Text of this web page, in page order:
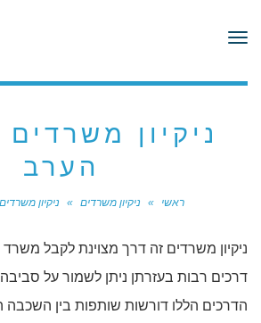
תפריט
ניקיון
הערב
ראשי » ניקיון משרדים » ניקיון
ניקיון משרדים זה דרך מצוינת לקבל
דרכים רבות בעזרתן ניתן לשמור על
הדרכים הללו דורשות שותפות בין השכבה